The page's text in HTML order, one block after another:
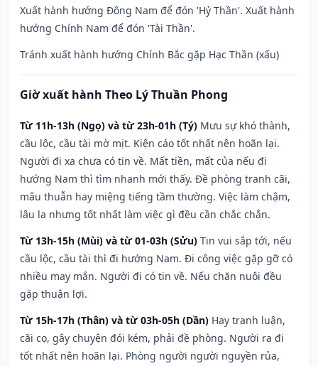
Xuất hành hướng Đông Nam để đón 'Hỷ Thần'. Xuất hành
hướng Chính Nam để đón 'Tài Thần'.
Tránh xuất hành hướng Chính Bắc gặp Hạc Thần (xấu)
Giờ xuất hành Theo Lý Thuần Phong
Từ 11h-13h (Ngọ) và từ 23h-01h (Tý) Mưu sự khó thành,
cầu lộc, cầu tài mờ mịt. Kiện cáo tốt nhất nên hoãn lại.
Người đi xa chưa có tin về. Mất tiền, mất của nếu đi
hướng Nam thì tìm nhanh mới thấy. Đề phòng tranh cãi,
mâu thuẫn hay miệng tiếng tầm thường. Việc làm chậm,
lâu la nhưng tốt nhất làm việc gì đều cần chắc chắn.
Từ 13h-15h (Mùi) và từ 01-03h (Sửu) Tin vui sắp tới, nếu
cầu lộc, cầu tài thì đi hướng Nam. Đi công việc gặp gỡ có
nhiều may mắn. Người đi có tin về. Nếu chăn nuôi đều
gặp thuận lợi.
Từ 15h-17h (Thân) và từ 03h-05h (Dần) Hay tranh luận,
cãi cọ, gây chuyện đói kém, phải đề phòng. Người ra đi
tốt nhất nên hoãn lại. Phòng người người nguyền rủa,